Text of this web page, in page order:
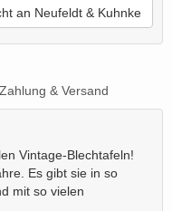
an Neufeldt & Kuhnke
Zahlung & Versand
Vintage-Blechtafeln!
Es gibt sie in so
mit so vielen